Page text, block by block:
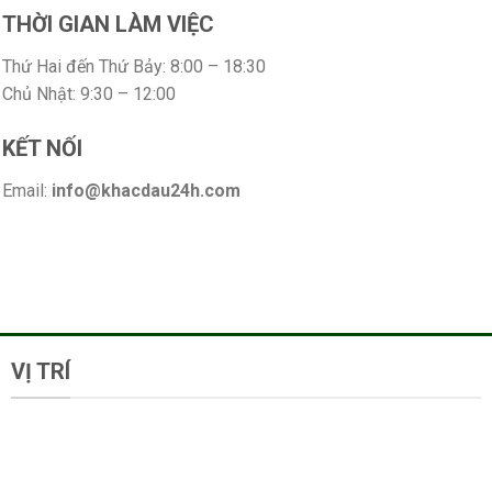
THỜI GIAN LÀM VIỆC
Thứ Hai đến Thứ Bảy: 8:00 – 18:30
Chủ Nhật: 9:30 – 12:00
KẾT NỐI
Email: info@khacdau24h.com
VỊ TRÍ